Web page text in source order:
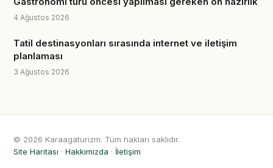
4 Ağustos 2026
Tatil destinasyonları sırasında internet ve iletişim
planlaması
3 Ağustos 2026
© 2026 Karaagaturizm. Tüm hakları saklıdır.
Site Haritası · Hakkımızda · İletişim